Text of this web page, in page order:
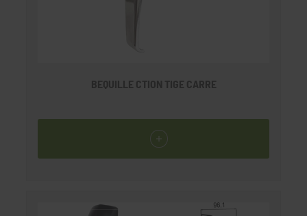
BEQUILLE CTION TIGE CARRE